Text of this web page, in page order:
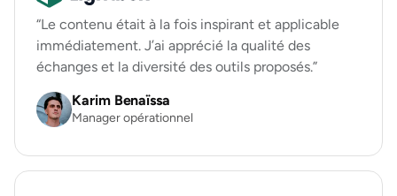
“Le contenu était à la fois inspirant et applicable
immédiatement. J’ai apprécié la qualité des
échanges et la diversité des outils proposés.”
Karim Benaïssa
Manager opérationnel